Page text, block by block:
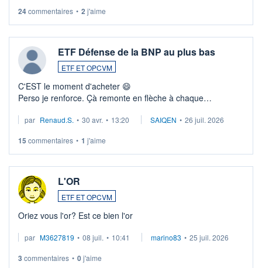
24commentaires • 2 j'aime
ETF Défense de la BNP au plus bas
ETF ET OPCVM
C'EST le moment d'acheter 😄​
Perso je renforce. Çà remonte en flèche à chaque
Investissement long terme tip top pour sa retraite.
par Renaud.S. • 30 avr. • 13:20 SAIQEN • 26 juil. 2026
15 commentaires • 1 j'aime
L'OR
ETF ET OPCVM
Oriez vous l'or? Est ce bien l'or
par M3627819 • 08 juil. • 10:41 marino83 • 25 juil. 2026
3 commentaires • 0j'aime